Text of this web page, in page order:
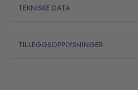
TEKNISKE DATA
TILLEGGSOPPLYSNINGER